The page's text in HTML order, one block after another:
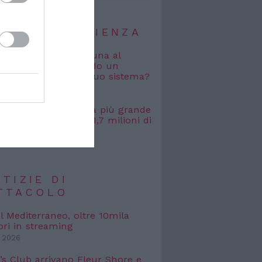
DI SCIENZA
vagabondi con la Luna al
cosa accade quando un
espulso dal suo sistema?
misurata la galassia più grande
si estende per 1,7 milioni di
DI
Mediterraneo, oltre 10mila
in streaming
2026
Club arrivano Fleur Shore e